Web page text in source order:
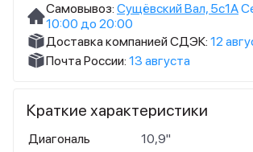
Самовывоз: Сущёвский Вал, 5с1А
10:00 до 20:00
Доставка компанией СДЭК: 12
Почта России: 13 августа
Краткие характеристики
Диагональ
10,9"